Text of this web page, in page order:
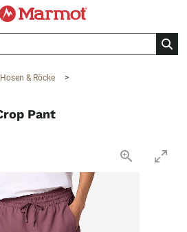
Hosen & Röcke >
Pant